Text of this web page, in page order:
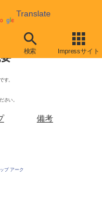
Translate
検索 Impressサイト
す。
さい。
備考
プ アーク